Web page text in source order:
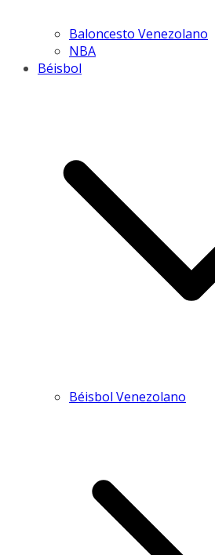
Baloncesto Venezolano
NBA
Béisbol
Béisbol Venezolano